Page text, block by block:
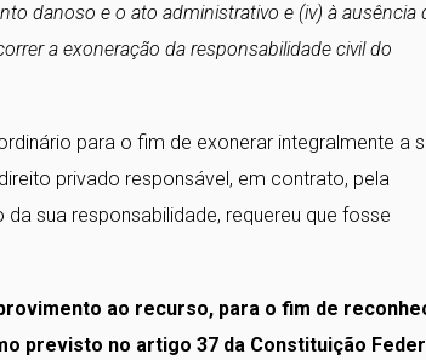
danoso e o ato administrativo e (iv) à ausência
a exoneração da responsabilidade civil do
para o fim de exonerar integralmente a
privado responsável, em contrato, pela
sua responsabilidade, requereu que fosse
ao recurso, para o fim de
previsto no artigo 37 da Constituição